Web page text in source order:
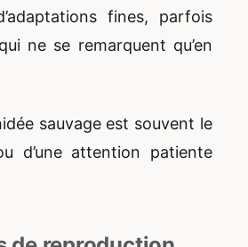
fines, parfois
ne se remarquent qu’en
sauvage est souvent le
d’une attention patiente